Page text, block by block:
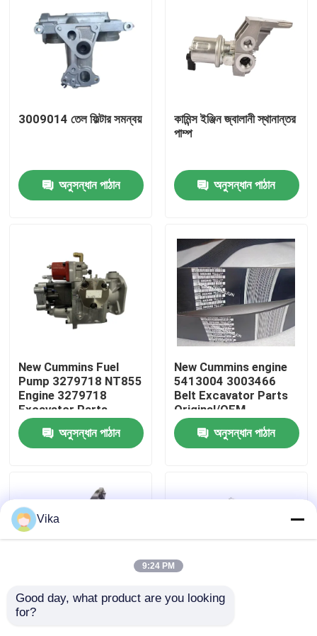
আমাদের সম্পর্কে
কারখানা ভ্রমণ
মান নিয়ন্ত্রণ
আমাদের সাথে যোগাযোগ করুন
উদ্ধৃতির জন্য আবেদন
3009014 তেল ফিল্টার সমন্বয়
অনুসন্ধান পাঠান
কামিন্স ইঞ্জিন জ্বালানী স্থানান্তর
পাম্প
অনুসন্ধান পাঠান
New Cummins Fuel
Pump 3279718 NT855
Engine 3279718
Excavator Parts
Original/OEM
অনুসন্ধান পাঠান
New Cummins engine
5413004 3003466
Belt Excavator Parts
Original/OEM
অনুসন্ধান পাঠান
New Cummins
Vika
9:24 PM
Good day, what product are you looking
for?